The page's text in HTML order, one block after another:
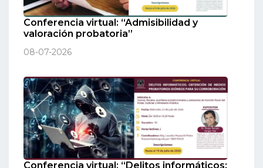
Conferencia virtual: “Admisibilidad y
valoración probatoria”
08-07-2026
Conferencia virtual: “Delitos informáticos: